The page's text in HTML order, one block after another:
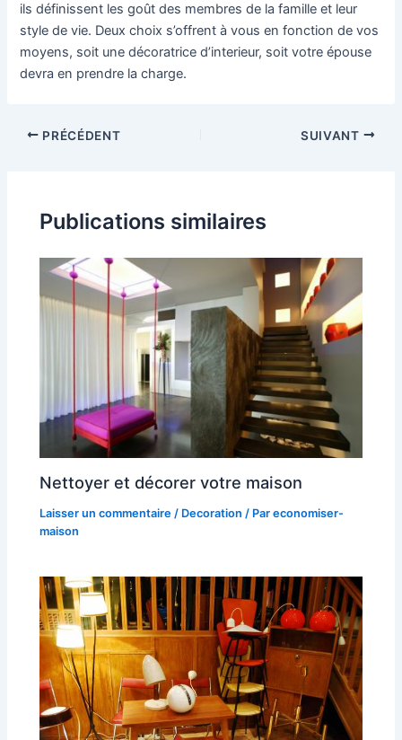
ils définissent les goût des membres de la famille et leur
style de vie. Deux choix s’offrent à vous en fonction de vos
moyens, soit une décoratrice d’interieur, soit votre épouse
devra en prendre la charge.
PRÉCÉDENT SUIVANT
Publications similaires
Nettoyer et décorer votre maison
Laisser un commentaire / Decoration / Pareconomiser-
maison